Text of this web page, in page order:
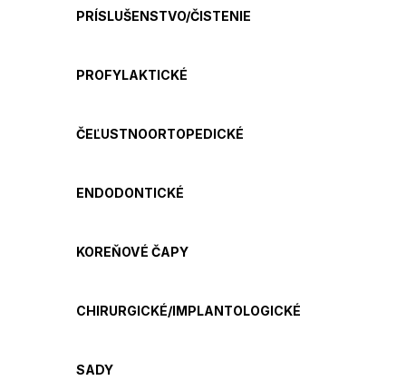
PRÍSLUŠENSTVO/ČISTENIE
PROFYLAKTICKÉ
ČEĽUSTNOORTOPEDICKÉ
ENDODONTICKÉ
KOREŇOVÉ ČAPY
CHIRURGICKÉ/IMPLANTOLOGICKÉ
SADY